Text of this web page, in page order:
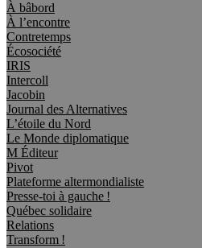
À bâbord
À l’encontre
Contretemps
Écosociété
IRIS
Intercoll
Jacobin
Journal des Alternatives
L’étoile du Nord
Le Monde diplomatique
M Éditeur
Pivot
Plateforme altermondialiste
Presse-toi à gauche !
Québec solidaire
Relations
Transform !